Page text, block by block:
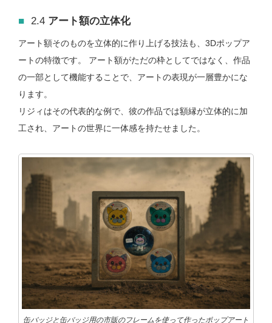
2.4 アート額の立体化
アート額そのものを立体的に作り上げる技法も、3Dポップア
ートの特徴です。 アート額がただの枠としてではなく、作品
の一部として機能することで、アートの表現が一層豊かにな
ります。
リジィはその代表的な例で、彼の作品では額縁が立体的に加
工され、アートの世界に一体感を持たせました。
缶バッジと缶バッジ用の市販のフレームを使って作ったポップアート